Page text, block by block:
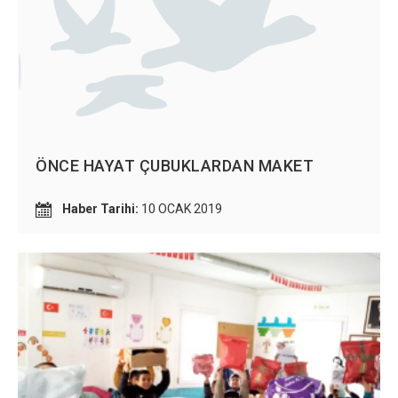
ÖNCE HAYAT ÇUBUKLARDAN MAKET
Haber Tarihi: 10 OCAK 2019